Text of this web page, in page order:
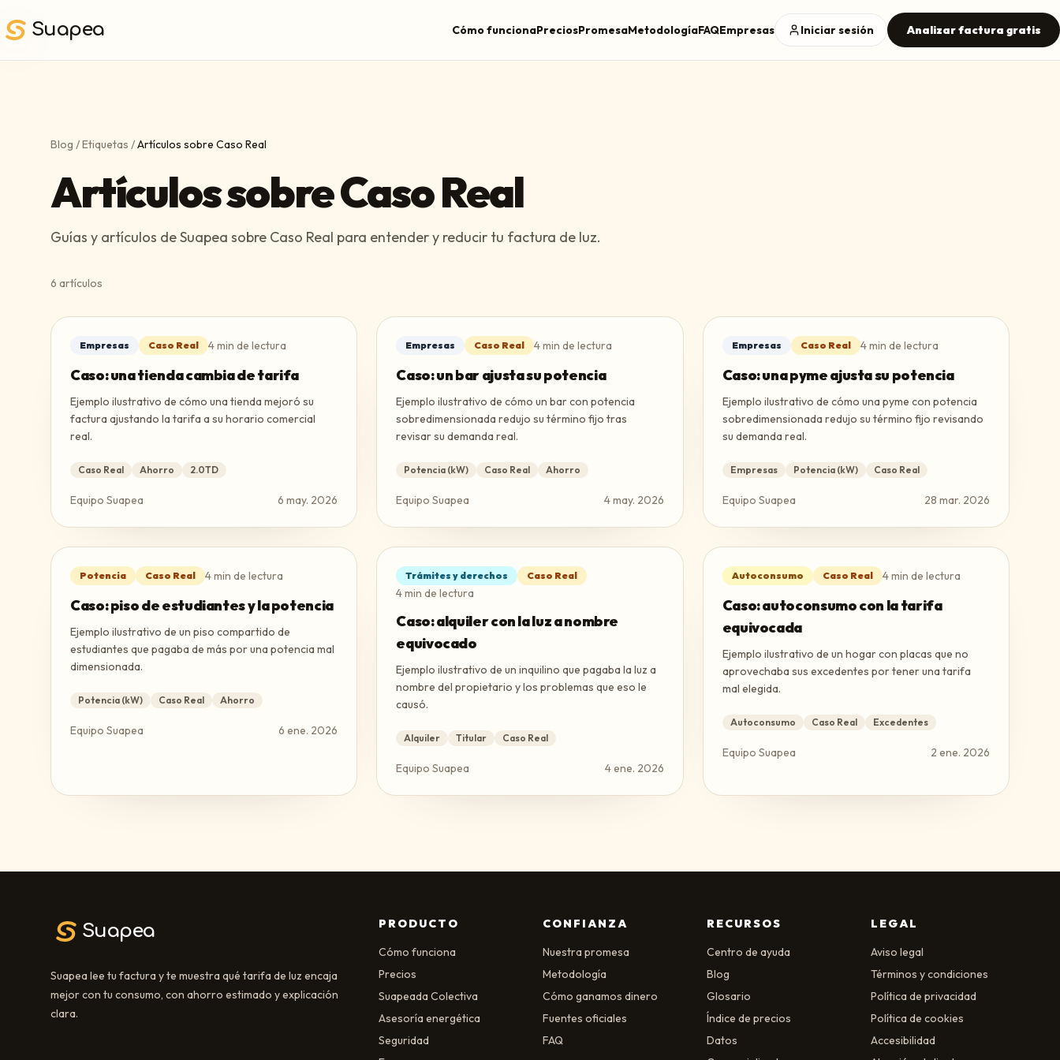
Suapea Cómo funcionaPreciosPromesaMetodologíaFAQEmpresas Iniciar sesión Analizar factura gratis
Blog /Etiquetas /Artículos sobre Caso Real
Artículos sobre Caso Real
Guías y artículos de Suapea sobre Caso Real para entender y reducir tu factura de luz.
6 artículos
Empresas Caso Real 4min de lectura
Caso: una tienda cambia de tarifa
Ejemplo ilustrativo de cómo una tienda mejoró su
factura ajustando la tarifa a su horario comercial
real.
Caso Real Ahorro 2.0TD
Equipo Suapea 6 may. 2026
Empresas Caso Real 4min de lectura
Caso: un bar ajusta su potencia
Ejemplo ilustrativo de cómo un bar con potencia
sobredimensionada redujo su término fijo tras
revisar su demanda real.
Potencia (kW) Caso Real Ahorro
Equipo Suapea 4 may. 2026
Empresas Caso Real 4min de lectura
Caso: una pyme ajusta su potencia
Ejemplo ilustrativo de cómo una pyme con potencia
sobredimensionada redujo su término fijo revisando
su demanda real.
Empresas Potencia (kW) Caso Real
Equipo Suapea 28 mar. 2026
Potencia Caso Real 4min de lectura
Caso: piso de estudiantes y la potencia
Ejemplo ilustrativo de un piso compartido de
estudiantes que pagaba de más por una potencia mal
dimensionada.
Potencia (kW) Caso Real Ahorro
Equipo Suapea 6 ene. 2026
Trámites y derechos Caso Real
4min de lectura
Caso: alquiler con la luz a nombre
equivocado
Ejemplo ilustrativo de un inquilino que pagaba la luz a
nombre del propietario y los problemas que eso le
causó.
Alquiler Titular Caso Real
Equipo Suapea 4 ene. 2026
Autoconsumo Caso Real 4min de lectura
Caso: autoconsumo con la tarifa
equivocada
Ejemplo ilustrativo de un hogar con placas que no
aprovechaba sus excedentes por tener una tarifa
mal elegida.
Autoconsumo Caso Real Excedentes
Equipo Suapea 2 ene. 2026
Suapea
Suapea lee tu factura y te muestra qué tarifa de luz encaja
mejor con tu consumo, con ahorro estimado y explicación
clara.
PRODUCTO
Cómo funciona
Precios
Suapeada Colectiva
Asesoría energética
Seguridad
CONFIANZA
Nuestra promesa
Metodología
Cómo ganamos dinero
Fuentes oficiales
FAQ
RECURSOS
Centro de ayuda
Blog
Glosario
Índice de precios
Datos
LEGAL
Aviso legal
Términos y condiciones
Política de privacidad
Política de cookies
Accesibilidad